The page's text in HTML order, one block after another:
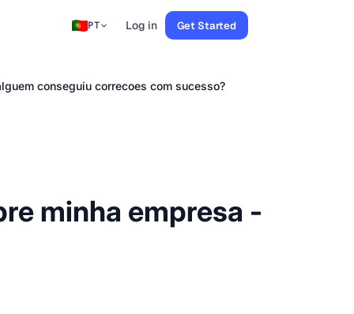
PT Log in Get Started
conseguiu correcoes com sucesso?
minha empresa -